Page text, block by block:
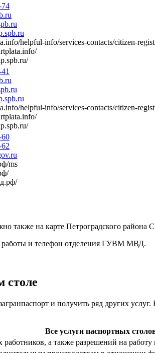
74
helpful-info/services-contacts/citizen-
helpful-info/services-contacts/citizen-
60
62
ms
также на карте Петроградского района
работы и телефон отделения ГУВМ МВД.
столе
и получить ряд других
Все услуги паспортных
а также разрешений на